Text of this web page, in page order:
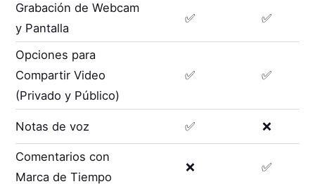
Grabación de Webcam
y Pantalla
✅ ✅
Opciones para
Compartir Video
(Privado y Público)
✅ ✅
Notas de voz ✅ ❌
Comentarios con
Marca de Tiempo
❌ ✅